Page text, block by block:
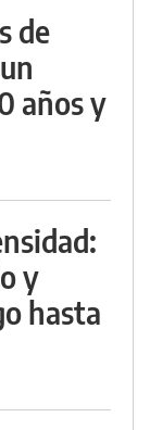
de
años y
y
hasta